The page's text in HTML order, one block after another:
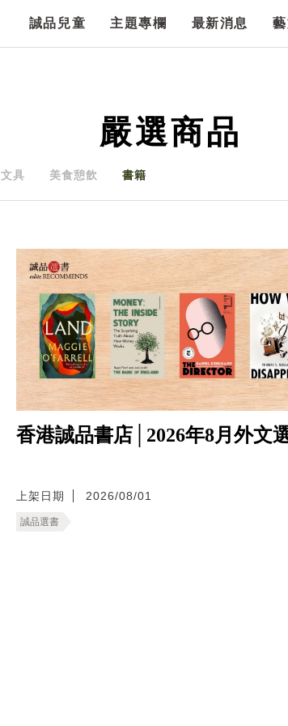
誠品兒童 主題專欄 最新消息
嚴選商品
文具 美食憩飲 書籍
香港誠品書店│2026年8月外文
上架日期 2026/08/01
誠品選書